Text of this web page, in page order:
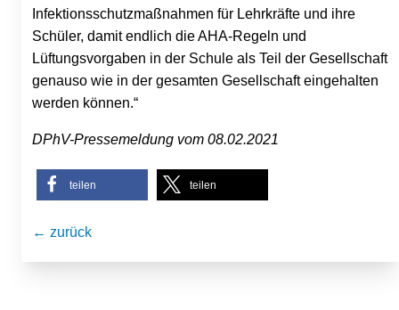
Infektionsschutzmaßnahmen für Lehrkräfte und ihre
Schüler, damit endlich die AHA-Regeln und
Lüftungsvorgaben in der Schule als Teil der Gesellschaft
genauso wie in der gesamten Gesellschaft eingehalten
werden können.“
DPhV-Pressemeldung vom 08.02.2021
teilen teilen
← zurück